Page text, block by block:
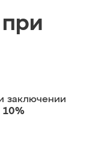
заключении
10%